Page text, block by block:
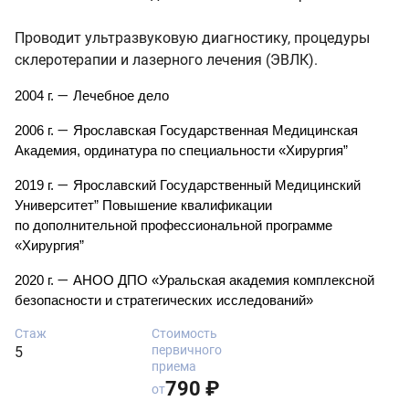
Проводит ультразвуковую диагностику, процедуры
склеротерапии и лазерного лечения (ЭВЛК).
2004 г. — Лечебное дело
2006 г. — Ярославская Государственная Медицинская
Академия, ординатура по специальности «Хирургия”
2019 г. — Ярославский Государственный Медицинский
Университет” Повышение квалификации
по дополнительной профессиональной программе
«Хирургия”
2020 г. — АНОО ДПО «Уральская академия комплексной
безопасности и стратегических исследований»
Стаж
5
Стоимость
первичного
приема
от790 ₽